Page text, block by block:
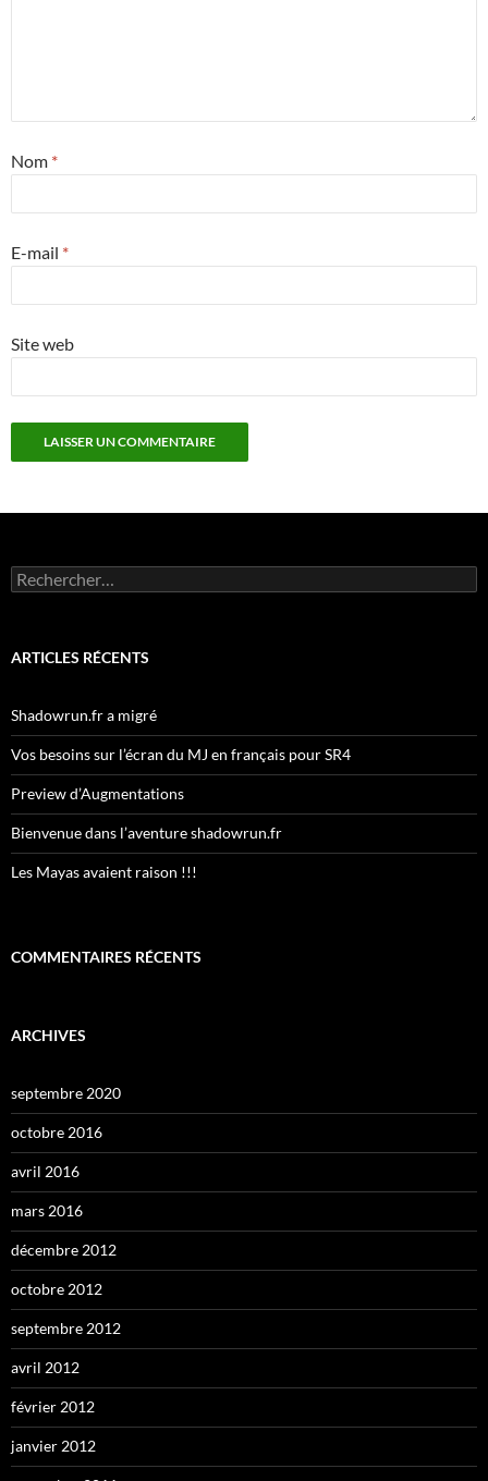
Nom *
E-mail *
Site web
Rechercher :
ARTICLES RÉCENTS
Shadowrun.fr a migré
Vos besoins sur l’écran du MJ en français pour SR4
Preview d’Augmentations
Bienvenue dans l’aventure shadowrun.fr
Les Mayas avaient raison !!!
COMMENTAIRES RÉCENTS
ARCHIVES
septembre 2020
octobre 2016
avril 2016
mars 2016
décembre 2012
octobre 2012
septembre 2012
avril 2012
février 2012
janvier 2012